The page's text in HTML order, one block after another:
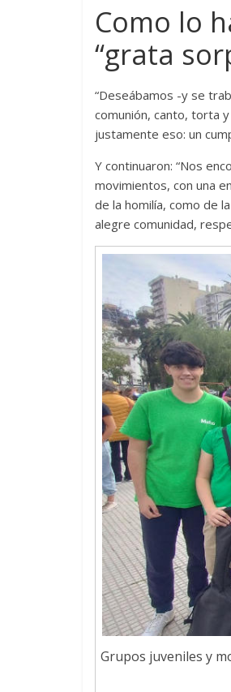
Como lo
“grata
“Deseábamos -y se
comunión, canto, torta
justamente eso: un
Y continuaron: “Nos
movimientos, con una
de la homilía, como de
alegre comunidad,
Grupos juveniles y